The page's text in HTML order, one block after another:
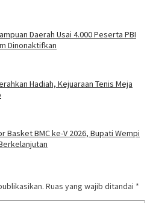
Daerah Usai 4.000 Peserta PBI
Dinonaktifkan
Hadiah, Kejuaraan Tenis Meja
Basket BMC ke-V 2026, Bupati Wempi
Ruas yang wajib ditandai *